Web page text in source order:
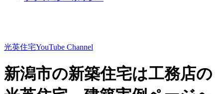
光英住宅YouTube Channel
新潟市の新築住宅は工務店の